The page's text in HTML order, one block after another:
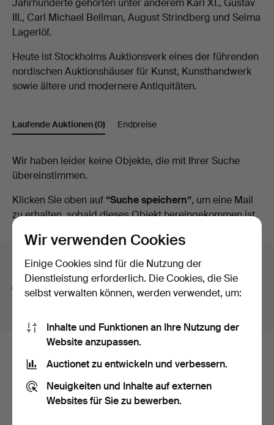
Jahrhunderte gehörten unter anderem Karl XI., Gustav
III., Carl Michael Bellman, August Strindberg und Selma
Lagerlöf.
Heute ist Stockholms Auktionsverk eines der führenden
nordischen Auktionshäuser für Kunst, Kunsthandwerk
sowie ältere und modernere Antiquitäten.
Laufende Auktionen(0) Endpreise
Laufende
Wir haben leider keine Objekte, die mit Ihrer Suche
übereinstimmen.
Klicken Sie oben auf “Suche speichern”, um eine Mail
zu erhalten, sobald dieses Objekt hereingekommen ist.
Suchtipps
Wir suchen automatisch nach Teilen von Begriffen.
ein, finden wir auch Arm
Hier sind Objekte aus unserem
Archiv, die mit Ihrer Suche
übereinstimmen.
Wir verwenden Cookies
Einige Cookies sind für die Nutzung der
Dienstleistung erforderlich. Die Cookies, die Sie
selbst verwalten können, werden verwendet, um:
Inhalte und Funktionen an Ihre Nutzung der
Website anzupassen.
Auctionet zu entwickeln und verbessern.
Neuigkeiten und Inhalte auf externen
Websites für Sie zu bewerben.